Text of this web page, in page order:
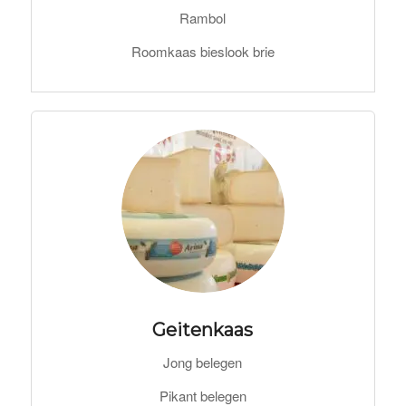
Rambol
Roomkaas bieslook brie
Geitenkaas
Jong belegen
Pikant belegen